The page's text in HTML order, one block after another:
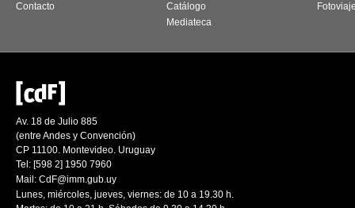
Contacto
Catálogo
Mediateca
Av. 18 de Julio 885
(entre Andes y Convención)
CP 11100. Montevideo. Uruguay
Tel: [598 2] 1950 7960
Mail: CdF@imm.gub.uy
Lunes, miércoles, jueves, viernes: de 10 a 19.30 h.